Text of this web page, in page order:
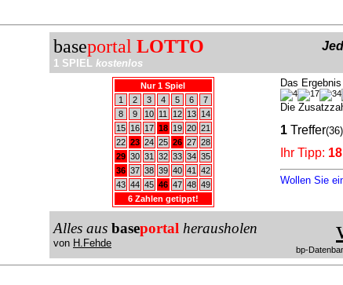
baseportal LOTTO
1 SPIEL kostenlos
Nur 1 Spiel
1
2 3 4 5 6
7
8
9 10 11 12 13
14
15
16 17 18 19 20 21
22 23 24 25 26 27 28
29 30 31 32 33 34 35
36 37 38 39 40 41
42
43 44 45 46 47 48 49
6 Zahlen getippt!
Das
Die
1 Treffer(36)
Ihr Tipp:
Wollen Sie
Alles aus baseportal herausholen
von H.Fehde
bp-